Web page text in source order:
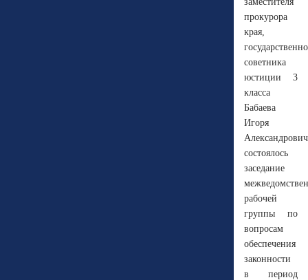
прокурора
края,
советника
юстиции 3
класса
Бабаева
Игоря
состоялось
заседание
рабочей
группы по
вопросам
обеспечения
законности
в период